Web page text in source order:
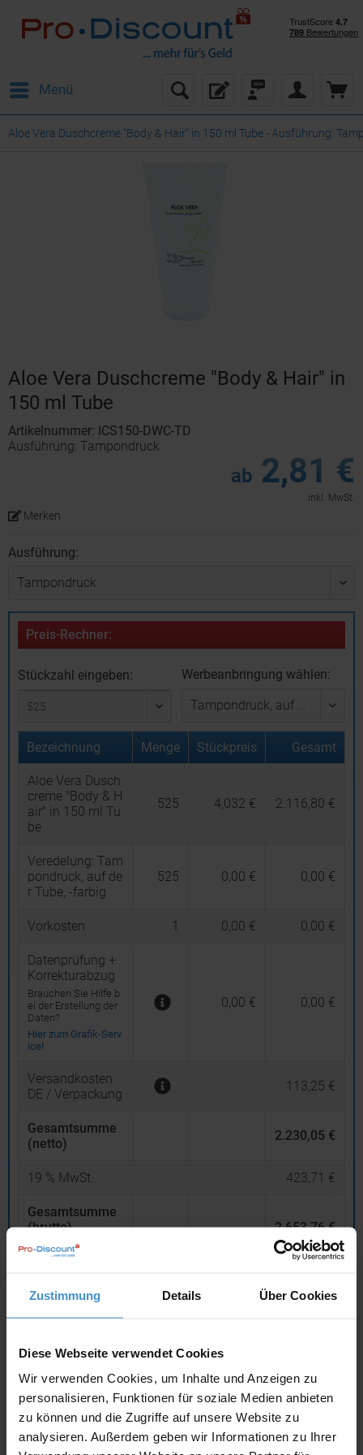
Zustimmung Details Über Cookies
Diese Webseite verwendet Cookies
Wir verwenden Cookies, um Inhalte und Anzeigen zu
personalisieren, Funktionen für soziale Medien anbieten
zu können und die Zugriffe auf unsere Website zu
analysieren. Außerdem geben wir Informationen zu Ihrer
Menü
Aloe Vera Duschcreme "Body & Hair" in 150 ml Tube - Ausführung:
Aloe Vera Duschcreme "Body & Hair" in
150 ml Tube
Artikelnummer: ICS150-DWC-TD
Ausführung: Tampondruck
ab 2,81 €
inkl. MwSt.
Merken
Ausführung:
Preis-Rechner:
Stückzahl eingeben: Werbeanbringung wählen:
Bezeichnung Menge Stückpreis Gesamt
Aloe Vera Dusch
creme "Body & H
air" in 150 ml Tu
be
525 4,032 € 2.116,80 €
Veredelung: Tam
pondruck, auf de
r Tube, -farbig
525 0,00 € 0,00 €
Vorkosten 1 0,00 € 0,00 €
Datenprüfung +
Korrekturabzug
Brauchen Sie Hilfe b
ei der Erstellung der
Daten?
Hier zum Grafik-Serv
ice!
0,00 € 0,00 €
Versandkosten
DE / Verpackung
113,25 €
Gesamtsumme
(netto)
2.230,05 €
19 % MwSt. 423,71 €
Gesamtsumme
(brutto)
inklusive 19 % MwSt.
2.653,76 €
In den
Angebot drucken
Individuelle Anfrage